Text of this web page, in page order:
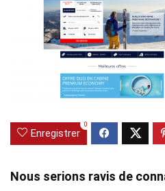
Enregistrer
0
Nous serions ravis de